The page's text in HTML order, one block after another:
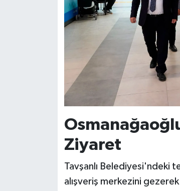
Ziyaret
Tavşanlı Belediyesi'ndeki
alışveriş merkezini